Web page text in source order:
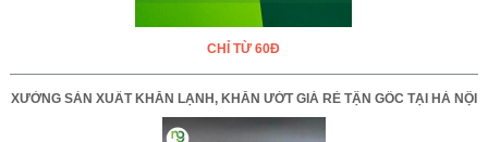
CHỈ TỪ 60Đ
XƯỞNG SẢN XUẤT KHĂN LẠNH, KHĂN ƯỚT GIÁ RẺ TẬN GỐC TẠI HÀ NỘI